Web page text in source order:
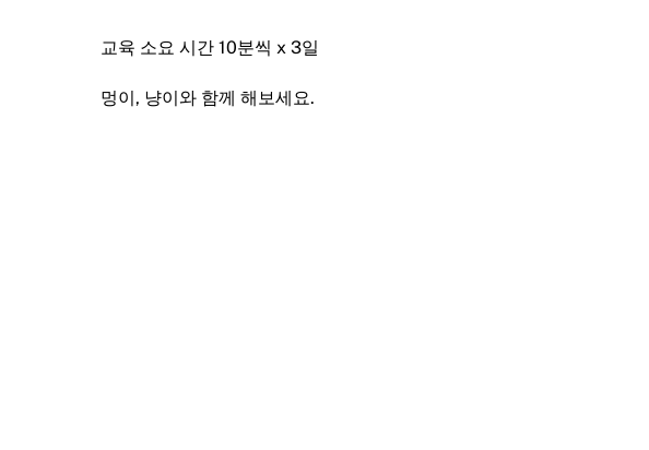
교육 소요 시간 10분씩 x 3일
멍이, 냥이와 함께 해보세요.